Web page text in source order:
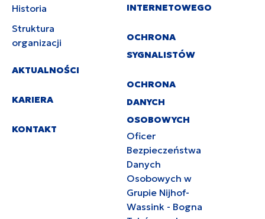
Historia
Struktura
organizacji
AKTUALNOŚCI
KARIERA
KONTAKT
INTERNETOWEGO
OCHRONA
SYGNALISTÓW
OCHRONA
DANYCH
OSOBOWYCH
Oficer
Bezpieczeństwa
Danych
Osobowych w
Grupie Nijhof-
Wassink - Bogna